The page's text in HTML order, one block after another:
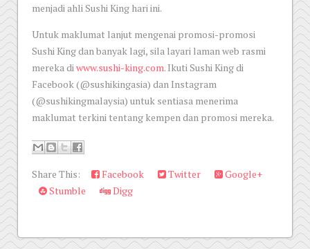
menjadi ahli Sushi King hari ini.
Untuk maklumat lanjut mengenai promosi-promosi
Sushi King dan banyak lagi, sila layari laman web rasmi
mereka diwww.sushi-king.com. Ikuti Sushi King di
Facebook (@sushikingasia) dan Instagram
(@sushikingmalaysia) untuk sentiasa menerima
maklumat terkini tentang kempen dan promosi mereka.
Share This: Facebook Twitter
Google+
Stumble
Digg